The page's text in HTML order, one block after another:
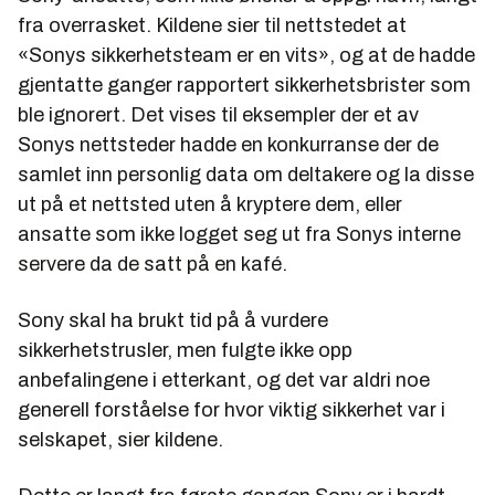
fra overrasket. Kildene sier til nettstedet at
«Sonys sikkerhetsteam er en vits», og at de hadde
gjentatte ganger rapportert sikkerhetsbrister som
ble ignorert. Det vises til eksempler der et av
Sonys nettsteder hadde en konkurranse der de
samlet inn personlig data om deltakere og la disse
ut på et nettsted uten å kryptere dem, eller
ansatte som ikke logget seg ut fra Sonys interne
servere da de satt på en kafé.
Sony skal ha brukt tid på å vurdere
sikkerhetstrusler, men fulgte ikke opp
anbefalingene i etterkant, og det var aldri noe
generell forståelse for hvor viktig sikkerhet var i
selskapet, sier kildene.